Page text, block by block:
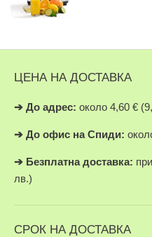
ЦЕНА НА ДОСТАВКА
➔ До адрес: около 4,60 €
➔ До офис на Спиди:
➔ Безплатна доставка:
лв.)
СРОК НА ДОСТАВКА